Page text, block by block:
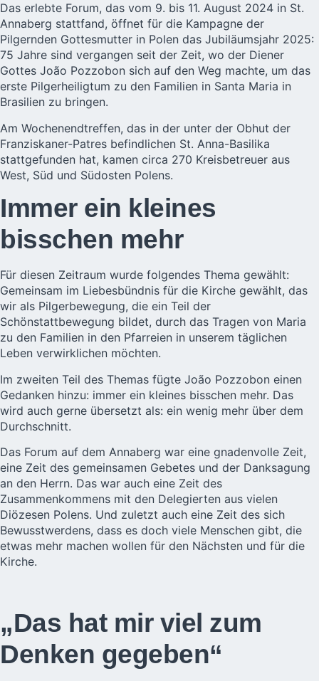
Das erlebte Forum, das vom 9. bis 11. August 2024 in St.
Annaberg stattfand, öffnet für die Kampagne der
Pilgernden Gottesmutter in Polen das Jubiläumsjahr 2025:
75 Jahre sind vergangen seit der Zeit, wo der Diener
Gottes João Pozzobon sich auf den Weg machte, um das
erste Pilgerheiligtum zu den Familien in Santa Maria in
Brasilien zu bringen.
Am Wochenendtreffen, das in der unter der Obhut der
Franziskaner-Patres befindlichen St. Anna-Basilika
stattgefunden hat, kamen circa 270 Kreisbetreuer aus
West, Süd und Südosten Polens.
Immer ein kleines
bisschen mehr
Für diesen Zeitraum wurde folgendes Thema gewählt:
Gemeinsam im Liebesbündnis für die Kirche gewählt, das
wir als Pilgerbewegung, die ein Teil der
Schönstattbewegung bildet, durch das Tragen von Maria
zu den Familien in den Pfarreien in unserem täglichen
Leben verwirklichen möchten.
Im zweiten Teil des Themas fügte João Pozzobon einen
Gedanken hinzu: immer ein kleines bisschen mehr. Das
wird auch gerne übersetzt als: ein wenig mehr über dem
Durchschnitt.
Das Forum auf dem Annaberg war eine gnadenvolle Zeit,
eine Zeit des gemeinsamen Gebetes und der Danksagung
an den Herrn. Das war auch eine Zeit des
Zusammenkommens mit den Delegierten aus vielen
Diözesen Polens. Und zuletzt auch eine Zeit des sich
Bewusstwerdens, dass es doch viele Menschen gibt, die
etwas mehr machen wollen für den Nächsten und für die
Kirche.
„Das hat mir viel zum
Denken gegeben“